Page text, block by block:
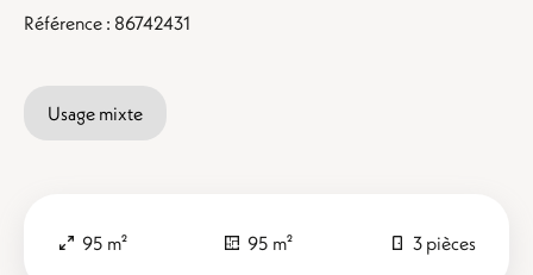
Référence : 86742431
Usage mixte
95 m² 95 m² 3 pièces